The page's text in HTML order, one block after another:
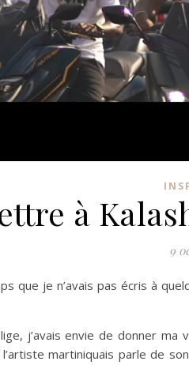
à
9
que je n’avais pas écris à
j’avais envie de donner
martiniquais parle de